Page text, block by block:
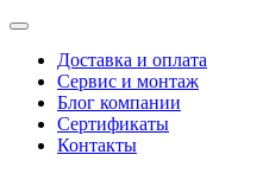
Доставка и оплата
Сервис и монтаж
Блог компании
Сертификаты
Контакты